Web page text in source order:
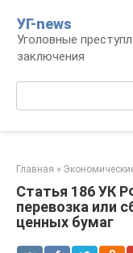
контенту
УГ-news
Уголовные
заключения
Главная »
Статья 186 УК
перевозка или
ценных бумаг